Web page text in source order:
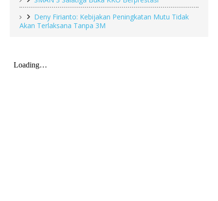
Deny Firianto: Kebijakan Peningkatan Mutu Tidak
Akan Terlaksana Tanpa 3M